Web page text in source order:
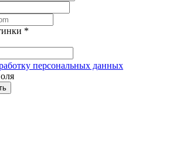
*
персональных данных